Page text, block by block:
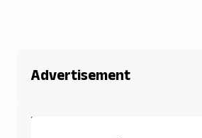
Advertisement